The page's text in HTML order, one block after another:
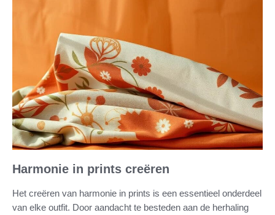
Harmonie in prints creëren
Het creëren van harmonie in prints is een essentieel onderdeel
van elke outfit. Door aandacht te besteden aan de herhaling